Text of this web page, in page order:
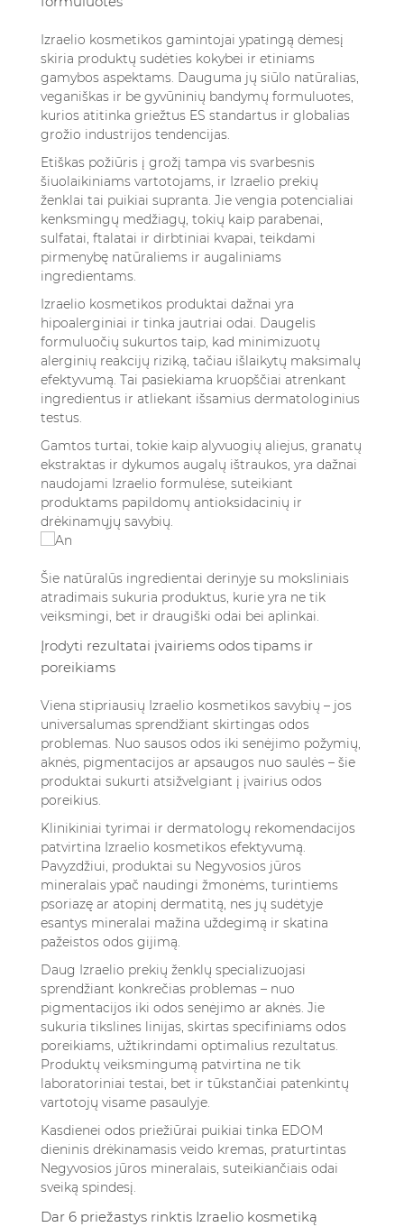
Izraelio kosmetikos gamintojai ypatingą dėmesį
skiria produktų sudėties kokybei ir etiniams
gamybos aspektams. Dauguma jų siūlo natūralias,
veganiškas ir be gyvūninių bandymų formuluotes,
kurios atitinka griežtus ES standartus ir globalias
grožio industrijos tendencijas.
Etiškas požiūris į grožį tampa vis svarbesnis
šiuolaikiniams vartotojams, ir Izraelio prekių
ženklai tai puikiai supranta. Jie vengia potencialiai
kenksmingų medžiagų, tokių kaip parabenai,
sulfatai, ftalatai ir dirbtiniai kvapai, teikdami
pirmenybę natūraliems ir augaliniams
ingredientams.
Izraelio kosmetikos produktai dažnai yra
hipoalerginiai ir tinka jautriai odai. Daugelis
formuluočių sukurtos taip, kad minimizuotų
alerginių reakcijų riziką, tačiau išlaikytų maksimalų
efektyvumą. Tai pasiekiama kruopščiai atrenkant
ingredientus ir atliekant išsamius dermatologinius
testus.
Gamtos turtai, tokie kaip alyvuogių aliejus, granatų
ekstraktas ir dykumos augalų ištraukos, yra dažnai
naudojami Izraelio formulėse, suteikiant
produktams papildomų antioksidacinių ir
drėkinamųjų savybių.
Šie natūralūs ingredientai derinyje su moksliniais
atradimais sukuria produktus, kurie yra ne tik
veiksmingi, bet ir draugiški odai bei aplinkai.
Įrodyti rezultatai įvairiems odos tipams ir
poreikiams
Viena stipriausių Izraelio kosmetikos savybių – jos
universalumas sprendžiant skirtingas odos
problemas. Nuo sausos odos iki senėjimo požymių,
aknės, pigmentacijos ar apsaugos nuo saulės – šie
produktai sukurti atsižvelgiant į įvairius odos
poreikius.
Klinikiniai tyrimai ir dermatologų rekomendacijos
patvirtina Izraelio kosmetikos efektyvumą.
Pavyzdžiui, produktai su Negyvosios jūros
mineralais ypač naudingi žmonėms, turintiems
psoriazę ar atopinį dermatitą, nes jų sudėtyje
esantys mineralai mažina uždegimą ir skatina
pažeistos odos gijimą.
Daug Izraelio prekių ženklų specializuojasi
sprendžiant konkrečias problemas – nuo
pigmentacijos iki odos senėjimo ar aknės. Jie
sukuria tikslines linijas, skirtas specifiniams odos
poreikiams, užtikrindami optimalius rezultatus.
Produktų veiksmingumą patvirtina ne tik
laboratoriniai testai, bet ir tūkstančiai patenkintų
vartotojų visame pasaulyje.
Kasdienei odos priežiūrai puikiai tinka EDOM
dieninis drėkinamasis veido kremas, praturtintas
Negyvosios jūros mineralais, suteikiančiais odai
sveiką spindesį.
Dar 6 priežastys rinktis Izraelio kosmetiką